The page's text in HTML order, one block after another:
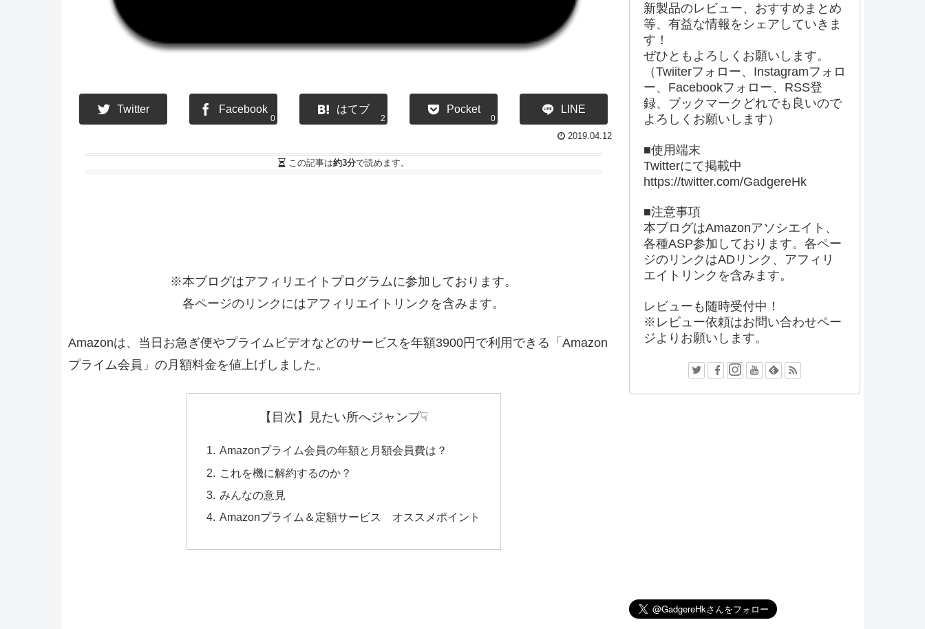
Twitter Facebook
0
はてブ
2
Pocket
0
LINE
2019.04.12
この記事は約3分で読めます。
※本ブログはアフィリエイトプログラムに参加しております。
各ページのリンクにはアフィリエイトリンクを含みます。
Amazonは、当日お急ぎ便やプライムビデオなどのサービスを年額3900円で利用できる「Amazon
プライム会員」の月額料金を値上げしました。
【目次】見たい所へジャンプ☟
Amazonプライム会員の年額と月額会員費は？
これを機に解約するのか？
みんなの意見
Amazonプライム＆定額サービス オススメポイント
新製品のレビュー、おすすめまとめ
等、有益な情報をシェアしていきま
す！
ぜひともよろしくお願いします。
（Twiiterフォロー、Instagramフォロ
ー、Facebookフォロー、RSS登
録、ブックマークどれでも良いので
よろしくお願いします）
■使用端末
Twitterにて掲載中
https://twitter.com/GadgereHk
■注意事項
本ブログはAmazonアソシエイト、
各種ASP参加しております。各ペー
ジのリンクはADリンク、アフィリ
エイトリンクを含みます。
レビューも随時受付中！
※レビュー依頼はお問い合わせペー
ジよりお願いします。